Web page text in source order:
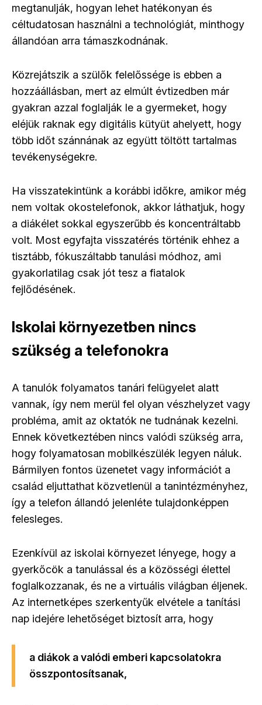
megtanulják, hogyan lehet hatékonyan és
céltudatosan használni a technológiát, minthogy
állandóan arra támaszkodnának.
Közrejátszik a szülők felelőssége is ebben a
hozzáállásban, mert az elmúlt évtizedben már
gyakran azzal foglalják le a gyermeket, hogy
eléjük raknak egy digitális kütyüt ahelyett, hogy
több időt szánnának az együtt töltött tartalmas
tevékenységekre.
Ha visszatekintünk a korábbi időkre, amikor még
nem voltak okostelefonok, akkor láthatjuk, hogy
a diákélet sokkal egyszerűbb és koncentráltabb
volt. Most egyfajta visszatérés történik ehhez a
tisztább, fókuszáltabb tanulási módhoz, ami
gyakorlatilag csak jót tesz a fiatalok
fejlődésének.
Iskolai környezetben nincs
szükség a telefonokra
A tanulók folyamatos tanári felügyelet alatt
vannak, így nem merül fel olyan vészhelyzet vagy
probléma, amit az oktatók ne tudnának kezelni.
Ennek következtében nincs valódi szükség arra,
hogy folyamatosan mobilkészülék legyen náluk.
Bármilyen fontos üzenetet vagy információt a
család eljuttathat közvetlenül a tanintézményhez,
így a telefon állandó jelenléte tulajdonképpen
felesleges.
Ezenkívül az iskolai környezet lényege, hogy a
gyerkőcök a tanulással és a közösségi élettel
foglalkozzanak, és ne a virtuális világban éljenek.
Az internetképes szerkentyűk elvétele a tanítási
nap idejére lehetőséget biztosít arra, hogy
a diákok a valódi emberi kapcsolatokra
összpontosítsanak,